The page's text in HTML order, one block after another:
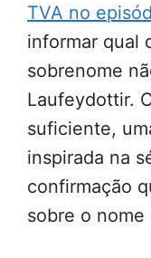
TVA no
informar qual
sobrenome
Laufeydottir.
suficiente,
inspirada na
confirmação
sobre o nome